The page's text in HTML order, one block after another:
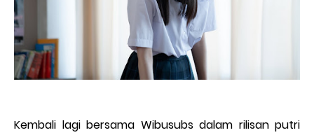
Kembali lagi bersama Wibusubs dalam rilisan putri